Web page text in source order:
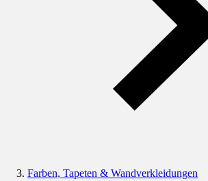
Farben, Tapeten & Wandverkleidungen